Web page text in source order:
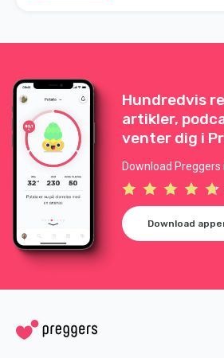
Hundredvis
artikler,
venter dig i
Download Preggers
Download